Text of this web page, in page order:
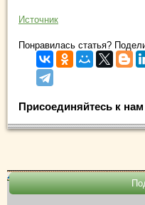
Источник
Понравилась статья?
Присоединяйтесь к